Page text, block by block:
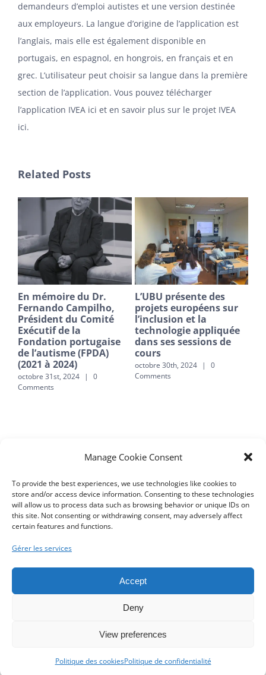
Manage Cookie Consent
To provide the best experiences, we use technologies like cookies to
store and/or access device information. Consenting to these technologies
will allow us to process data such as browsing behavior or unique IDs on
this site. Not consenting or withdrawing consent, may adversely affect
certain features and functions.
Gérer les services
Accept
Deny
View preferences
Politique des cookiesPolitique de confidentialité
demandeurs d’emploi autistes et une version destinée
aux employeurs. La langue d’origine de l’application est
l’anglais, mais elle est également disponible en
portugais, en espagnol, en hongrois, en français et en
grec. L’utilisateur peut choisir sa langue dans la première
section de l’application. Vous pouvez télécharger
l’application IVEA ici et en savoir plus sur le projet IVEA
ici.
Related Posts
En mémoire du Dr.
Fernando Campilho,
Président du Comité
Exécutif de la
Fondation portugaise
de l’autisme (FPDA)
(2021 à 2024)
octobre 31st, 2024 |
0
Comments
L’UBU présente des
projets européens sur
l’inclusion et la
technologie appliquée
dans ses sessions de
cours
octobre 30th, 2024 |
0
Comments
The European Commission support for the production of this
reflects the views only of the authors, and the Commission cannot
information contained therein.